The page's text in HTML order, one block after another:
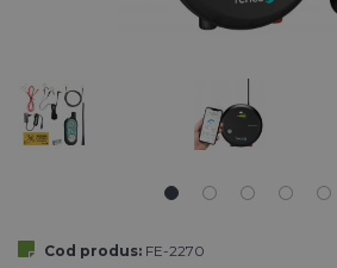
Cod produs: FE-2270